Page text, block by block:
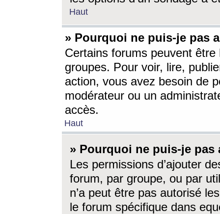
Haut
» Pourquoi ne puis-je pas
Certains forums peuvent être
groupes. Pour voir, lire,
action, vous avez besoin de
modérateur ou un
accès.
Haut
» Pourquoi ne puis-je
Les permissions d’ajouter
forum, par groupe, ou par
n’a peut être pas autorisé
le forum spécifique dans